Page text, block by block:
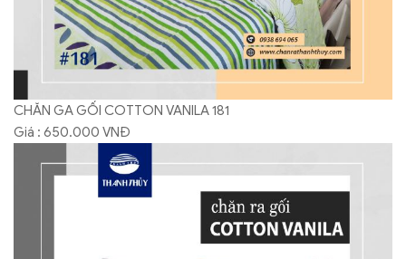
CHĂN GA GỐI COTTON VANILA 181
Giá : 650.000 VNĐ